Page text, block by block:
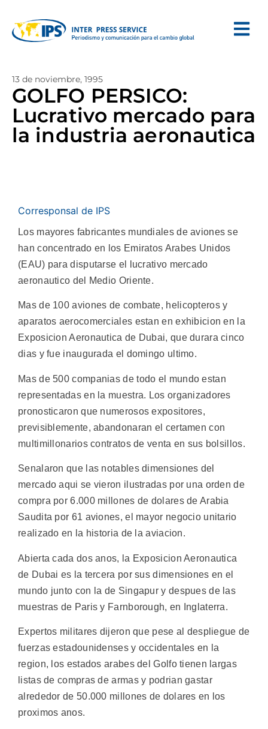
13 de noviembre, 1995
GOLFO PERSICO:
Lucrativo mercado para
la industria aeronautica
Corresponsal de IPS
Los mayores fabricantes mundiales de aviones se
han concentrado en los Emiratos Arabes Unidos
(EAU) para disputarse el lucrativo mercado
aeronautico del Medio Oriente.
Mas de 100 aviones de combate, helicopteros y
aparatos aerocomerciales estan en exhibicion en la
Exposicion Aeronautica de Dubai, que durara cinco
dias y fue inaugurada el domingo ultimo.
Mas de 500 companias de todo el mundo estan
representadas en la muestra. Los organizadores
pronosticaron que numerosos expositores,
previsiblemente, abandonaran el certamen con
multimillonarios contratos de venta en sus bolsillos.
Senalaron que las notables dimensiones del
mercado aqui se vieron ilustradas por una orden de
compra por 6.000 millones de dolares de Arabia
Saudita por 61 aviones, el mayor negocio unitario
realizado en la historia de la aviacion.
Abierta cada dos anos, la Exposicion Aeronautica
de Dubai es la tercera por sus dimensiones en el
mundo junto con la de Singapur y despues de las
muestras de Paris y Farnborough, en Inglaterra.
Expertos militares dijeron que pese al despliegue de
fuerzas estadounidenses y occidentales en la
region, los estados arabes del Golfo tienen largas
listas de compras de armas y podrian gastar
alrededor de 50.000 millones de dolares en los
proximos anos.